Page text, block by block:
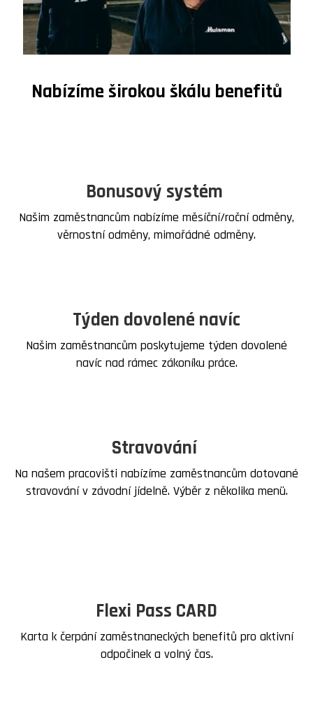
Nabízíme širokou škálu benefitů
Bonusový systém
Našim zaměstnancům nabízíme měsíční/roční odměny,
věrnostní odměny, mimořádné odměny.
Týden dovolené navíc
Našim zaměstnancům poskytujeme týden dovolené
navíc nad rámec zákoníku práce.
Stravování
Na našem pracovišti nabízíme zaměstnancům dotované
stravování v závodní jídelně. Výběr z několika menü.
Flexi Pass CARD
Karta k čerpání zaměstnaneckých benefitů pro aktivní
odpočinek a volný čas.